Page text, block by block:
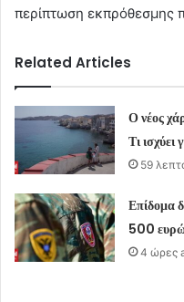
περίπτωση εκπρόθεσμης
Related Articles
Ο νέος
Τι ισχύει
59
Επίδομα
500 ευρώ
4 ώρες